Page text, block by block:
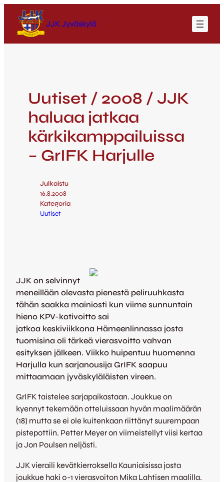
JJK Jyväskylä
Uutiset / 2008 / JJK
haluaa jatkaa
kärkikamppailuissa
– GrIFK Harjulle
Julkaistu
16.8.2008
Kategoria
Uutiset
JJK on selvinnyt
meneillään olevasta pienestä peliruuhkasta
tähän saakka mainiosti kun viime sunnuntain
hieno KPV-kotivoitto sai
jatkoa keskiviikkona Hämeenlinnassa josta
tuomisina oli tärkeä vierasvoitto vahvan
esityksen jälkeen. Viikko huipentuu huomenna
Harjulla kun sarjanousija GrIFK saapuu
mittaamaan jyväskyläläisten vireen.
GrIFK taistelee sarjapaikastaan. Joukkue on
kyennyt tekemään otteluissaan hyvän maalimäärän
(18) mutta se ei ole kuitenkaan riittänyt suurempaan
pistepottiin. Petter Meyer on viimeistellyt viisi kertaa
ja Jon Poulsen neljästi.
JJK vieraili kevätkierroksella Kauniaisissa josta
joukkue haki 0-1 vierasvoiton Mika Lahtisen maalilla.